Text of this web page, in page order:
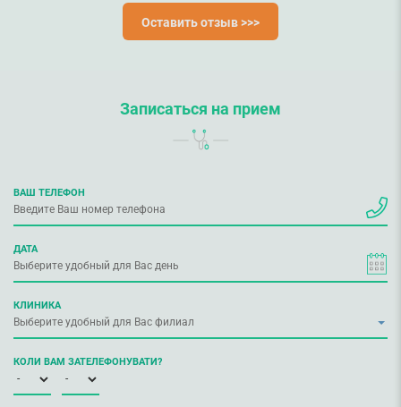
Оставить отзыв >>>
Записаться на прием
ВАШ ТЕЛЕФОН
ДАТА
КЛИНИКА
КОЛИ ВАМ ЗАТЕЛЕФОНУВАТИ?